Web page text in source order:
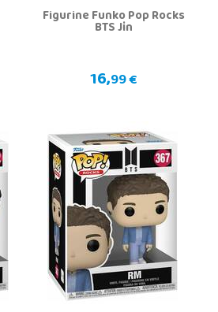
Figurine Funko Pop Rocks
BTS Jin
16,99 €